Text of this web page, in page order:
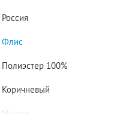
Россия
Флис
Полиэстер 100%
Коричневый
Мишки